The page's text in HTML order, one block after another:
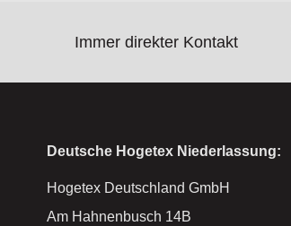
Immer direkter Kontakt
Deutsche Hogetex Niederlassung:
Hogetex Deutschland GmbH
Am Hahnenbusch 14B